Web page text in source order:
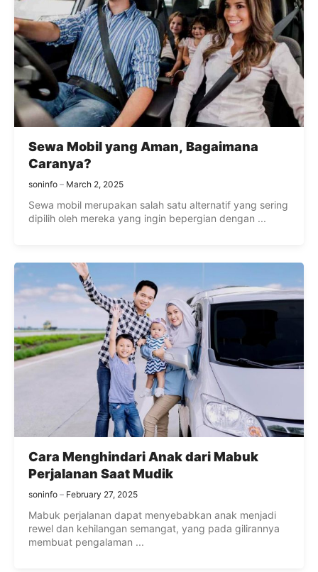
Sewa Mobil yang Aman, Bagaimana
Caranya?
soninfo March 2, 2025
Sewa mobil merupakan salah satu alternatif yang sering
dipilih oleh mereka yang ingin bepergian dengan ...
Cara Menghindari Anak dari Mabuk
Perjalanan Saat Mudik
soninfo February 27, 2025
Mabuk perjalanan dapat menyebabkan anak menjadi
rewel dan kehilangan semangat, yang pada gilirannya
membuat pengalaman ...